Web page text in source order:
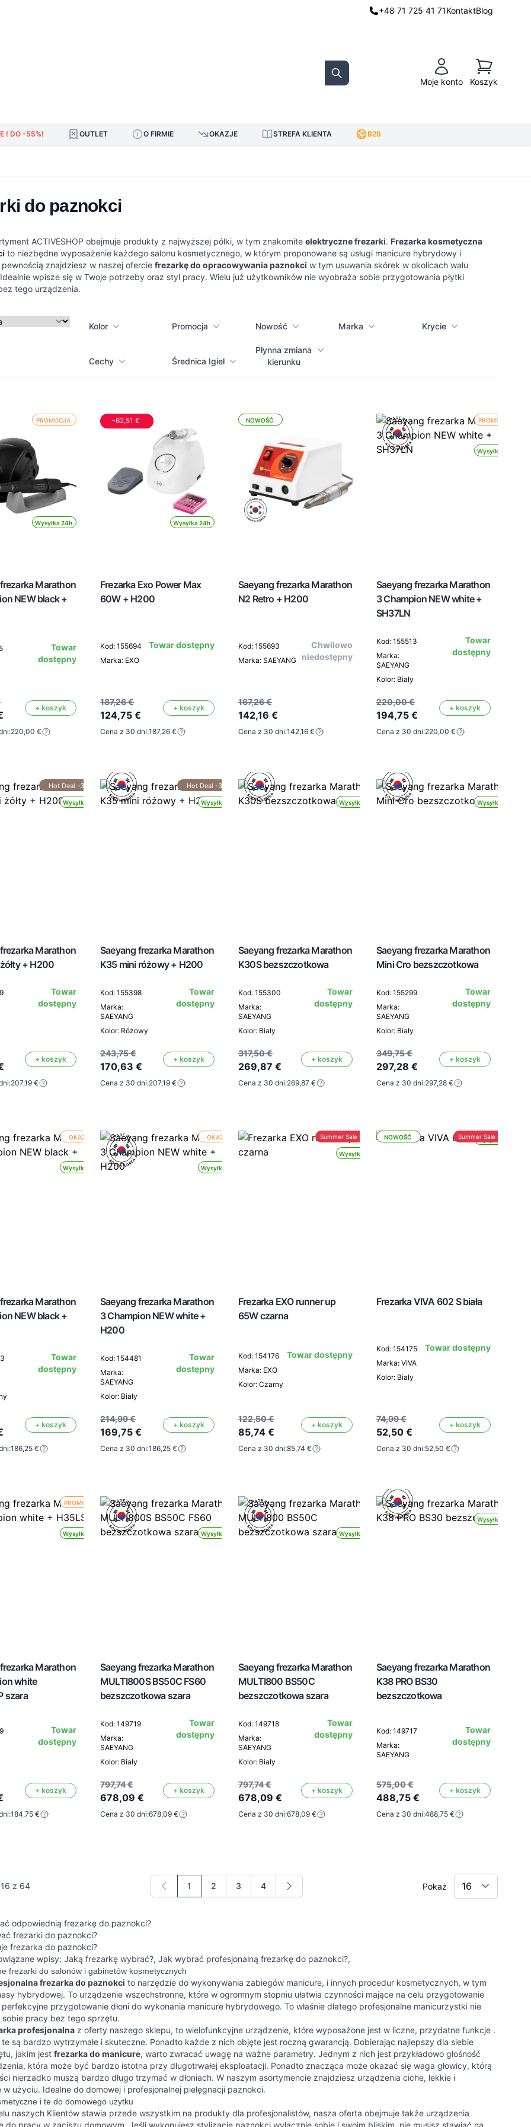
+48 71 725 41 71KontaktBlog
Search Moje konto
Koszyk
Koszyk
! DO -55%! OUTLET O FIRMIE OKAZJE STREFA KLIENTA B2B
do paznokci
ACTIVESHOP obejmuje produkty z najwyższej półki, w tym znakomite elektryczne frezarki. Frezarka kosmetyczna
to niezbędne wyposażenie każdego salonu kosmetycznego, w którym proponowane są usługi manicure hybrydowy i
znajdziesz w naszej ofercie frezarkę do opracowywania paznokci w tym usuwania skórek w okolicach wału
wpisze się w Twoje potrzeby oraz styl pracy. Wielu już użytkowników nie wyobraża sobie przygotowania płytki
tego urządzenia.
Kolor Promocja Nowość Marka Krycie
Cechy Średnica Igieł
Płynna zmiana
kierunku
PROMOCJA
Wysyłka 24h
Marathon
NEW black +
Towar
dostępny
+ koszyk
220,00 €
Wysyłka 24h
-62,51 €
Frezarka Exo Power Max
60W + H200
Kod: 155694
Marka: EXO
Towar dostępny
187,26 €
124,75 €
+ koszyk
Cena z 30 dni:187,26 €
NOWOŚĆ
Saeyang frezarka Marathon
N2 Retro + H200
Kod: 155693
Marka: SAEYANG
Chwilowo
niedostępny
167,26 €
142,16 €
Cena z 30 dni:142,16 €
PROMOCJA
Wysyłka 24h
Saeyang frezarka Marathon
3 Champion NEW white +
SH37LN
Kod: 155513
Marka:
SAEYANG
Kolor: Biały
Towar
dostępny
220,00 €
194,75 €
+ koszyk
Cena z 30 dni:220,00 €
Wysyłka 24h
Hot Deal -30%
Marathon
+ H200
Towar
dostępny
+ koszyk
207,19 €
Wysyłka 24h
Hot Deal -30%
Saeyang frezarka Marathon
K35 mini różowy + H200
Kod: 155398
Marka:
SAEYANG
Kolor: Różowy
Towar
dostępny
243,75 €
170,63 €
+ koszyk
Cena z 30 dni:207,19 €
Wysyłka 24h
Saeyang frezarka Marathon
K30S bezszczotkowa
Kod: 155300
Marka:
SAEYANG
Kolor: Biały
Towar
dostępny
317,50 €
269,87 €
+ koszyk
Cena z 30 dni:269,87 €
Wysyłka 24h
Saeyang frezarka Marathon
Mini Cro bezszczotkowa
Kod: 155299
Marka:
SAEYANG
Kolor: Biały
Towar
dostępny
349,75 €
297,28 €
+ koszyk
Cena z 30 dni:297,28 €
Wysyłka 24h
OKAZJA
Marathon
NEW black +
Towar
dostępny
+ koszyk
186,25 €
Wysyłka 24h
OKAZJA
Saeyang frezarka Marathon
3 Champion NEW white +
H200
Kod: 154481
Marka:
SAEYANG
Kolor: Biały
Towar
dostępny
214,99 €
169,75 €
+ koszyk
Cena z 30 dni:186,25 €
Wysyłka 24h
Summer Sale -30%
Frezarka EXO runner up
65W czarna
Kod: 154176
Marka: EXO
Kolor: Czarny
Towar dostępny
122,50 €
85,74 €
+ koszyk
Cena z 30 dni:85,74 €
Wysyłka 24h
Summer Sale -30%
NOWOŚĆ
Frezarka VIVA 602 S biała
Kod: 154175
Marka: VIVA
Kolor: Biały
Towar dostępny
74,99 €
52,50 €
+ koszyk
Cena z 30 dni:52,50 €
PROMOCJA
Wysyłka 24h
Marathon
white
szara
Towar
dostępny
+ koszyk
184,75 €
Wysyłka 24h
Saeyang frezarka Marathon
MULTI800S BS50C FS60
bezszczotkowa szara
Kod: 149719
Marka:
SAEYANG
Kolor: Biały
Towar
dostępny
797,74 €
678,09 €
+ koszyk
Cena z 30 dni:678,09 €
Wysyłka 24h
Saeyang frezarka Marathon
MULTI800 BS50C
bezszczotkowa szara
Kod: 149718
Marka:
SAEYANG
Kolor: Biały
Towar
dostępny
797,74 €
678,09 €
+ koszyk
Cena z 30 dni:678,09 €
Wysyłka 24h
Saeyang frezarka Marathon
K38 PRO BS30
bezszczotkowa
Kod: 149717
Marka:
SAEYANG
Towar
dostępny
575,00 €
488,75 €
+ koszyk
Cena z 30 dni:488,75 €
16 z 64 Aktualnie czytasz stronę
1 Strona
2 Strona
3 Strona
4 Pokaż
odpowiednią frezarkę do paznokci?
frezarki do paznokci?
frezarka do paznokci?
wpisy: Jaką frezarkę wybrać?, Jak wybrać profesjonalną frezarkę do paznokci?,
frezarki do salonów i gabinetów kosmetycznych
frezarka do paznokci to narzędzie do wykonywania zabiegów manicure, i innych procedur kosmetycznych, w tym
hybrydowej. To urządzenie wszechstronne, które w ogromnym stopniu ułatwia czynności mające na celu przygotowanie
przygotowanie dłoni do wykonania manicure hybrydowego. To właśnie dlatego profesjonalne manicurzystki nie
pracy bez tego sprzętu.
profesjonalna z oferty naszego sklepu, to wielofunkcyjne urządzenie, które wyposażone jest w liczne, przydatne funkcje .
są bardzo wytrzymałe i skuteczne. Ponadto każde z nich objęte jest roczną gwarancją. Dobierając najlepszy dla siebie
jakim jest frezarka do manicure, warto zwracać uwagę na ważne parametry. Jednym z nich jest przykładowo głośność
która może być bardzo istotna przy długotrwałej eksploatacji. Ponadto znacząca może okazać się waga głowicy, którą
nierzadko muszą bardzo długo trzymać w dłoniach. W naszym asortymencie znajdziesz urządzenia ciche, lekkie i
w użyciu. Idealne do domowej i profesjonalnej pielęgnacji paznokci.
i te do domowego użytku
naszych Klientów stawia przede wszystkim na produkty dla profesjonalistów, nasza oferta obejmuje także urządzenia
do pracy w zaciszu domowym. Jeśli wykonujesz stylizacje paznokci wyłącznie sobie i swoim bliskim, nie musisz stawiać na